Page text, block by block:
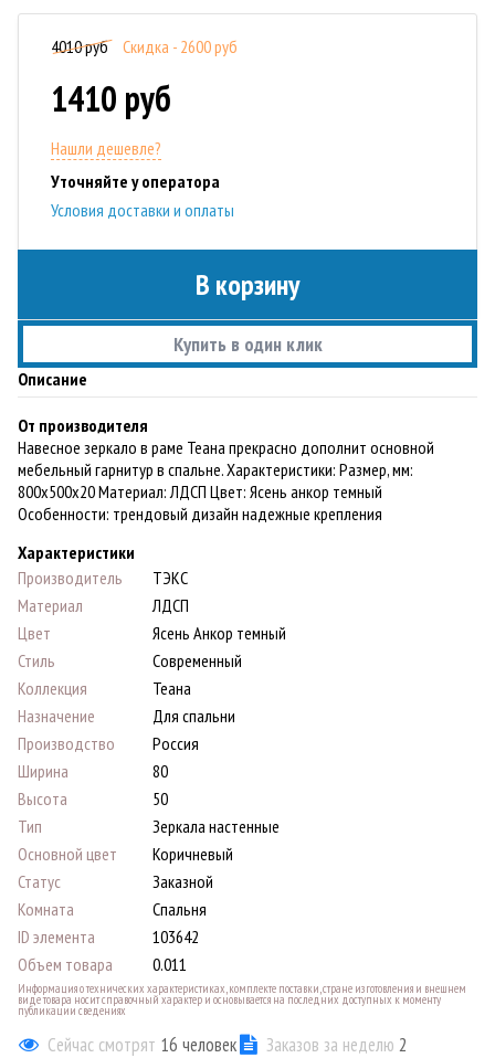
4010 руб Скидка - 2600 руб
1410 руб
Нашли дешевле?
Уточняйте у оператора
Условия доставки и оплаты
В корзину
Купить в один клик
Описание
От производителя
Навесное зеркало в раме Теана прекрасно дополнит основной
мебельный гарнитур в спальне. Характеристики: Размер, мм:
800х500х20 Материал: ЛДСП Цвет: Ясень анкор темный
Особенности: трендовый дизайн надежные крепления
Характеристики
Производитель
ТЭКС
Материал
ЛДСП
Цвет
Ясень Анкор темный
Стиль
Современный
Коллекция
Теана
Назначение
Для спальни
Производство
Россия
Ширина
80
Высота
50
Тип
Зеркала настенные
Основной цвет
Коричневый
Статус
Заказной
Комната
Спальня
ID элемента
103642
Объем товара
0.011
Информация о технических характеристиках, комплекте поставки, стране изготовления и внешнем
виде товара носит справочный характер и основывается на последних доступных к моменту
публикации сведениях
Сейчас смотрят 16 человек Заказов за неделю 2